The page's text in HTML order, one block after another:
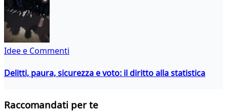
Idee e Commenti
Delitti, paura, sicurezza e voto: il diritto alla statistica
Raccomandati per te